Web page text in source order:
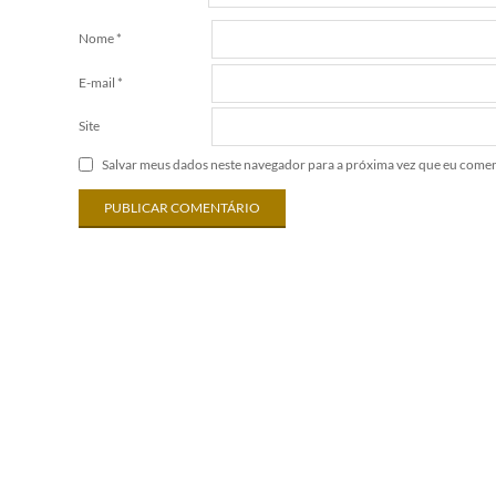
Nome *
E-mail *
Site
Salvar meus dados neste navegador para a próxima vez que eu